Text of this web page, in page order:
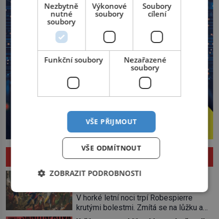
Pád Maximiliena Robespierra: Zuřivého
V horké letní noci trpí Robespierre
krutými bolestmi. Zmítá se na lůžku a
Nezbytně
nutné
soubory
Výkonové
soubory
Soubory
cílení
Funkční soubory
Nezařazené
soubory
VŠE PŘIJMOUT
VŠE ODMÍTNOUT
ZOBRAZIT PODROBNOSTI